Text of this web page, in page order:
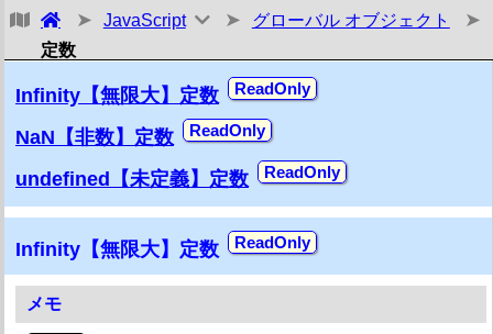
グローバル オブジェクト
グローバル オブジェクト
メモ
定数・変数
globalThis【グローバル this値】
Infinity【無限大】
NaN【非数】
undefined【未定義】
関数
関数一覧
decodeURI【URI デコード】
JavaScript
グローバル オブジェクト
定数
Infinity【無限大】定数
NaN【非数】定数
undefined【未定義】定数
Infinity【無限大】定数
メモ